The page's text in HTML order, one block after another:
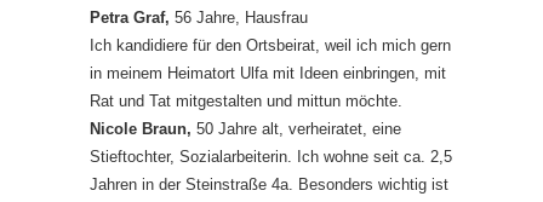
Petra Graf, 56 Jahre, Hausfrau
Ich kandidiere für den Ortsbeirat, weil ich mich gern
in meinem Heimatort Ulfa mit Ideen einbringen, mit
Rat und Tat mitgestalten und mittun möchte.
Nicole Braun, 50 Jahre alt, verheiratet, eine
Stieftochter, Sozialarbeiterin. Ich wohne seit ca. 2,5
Jahren in der Steinstraße 4a. Besonders wichtig ist